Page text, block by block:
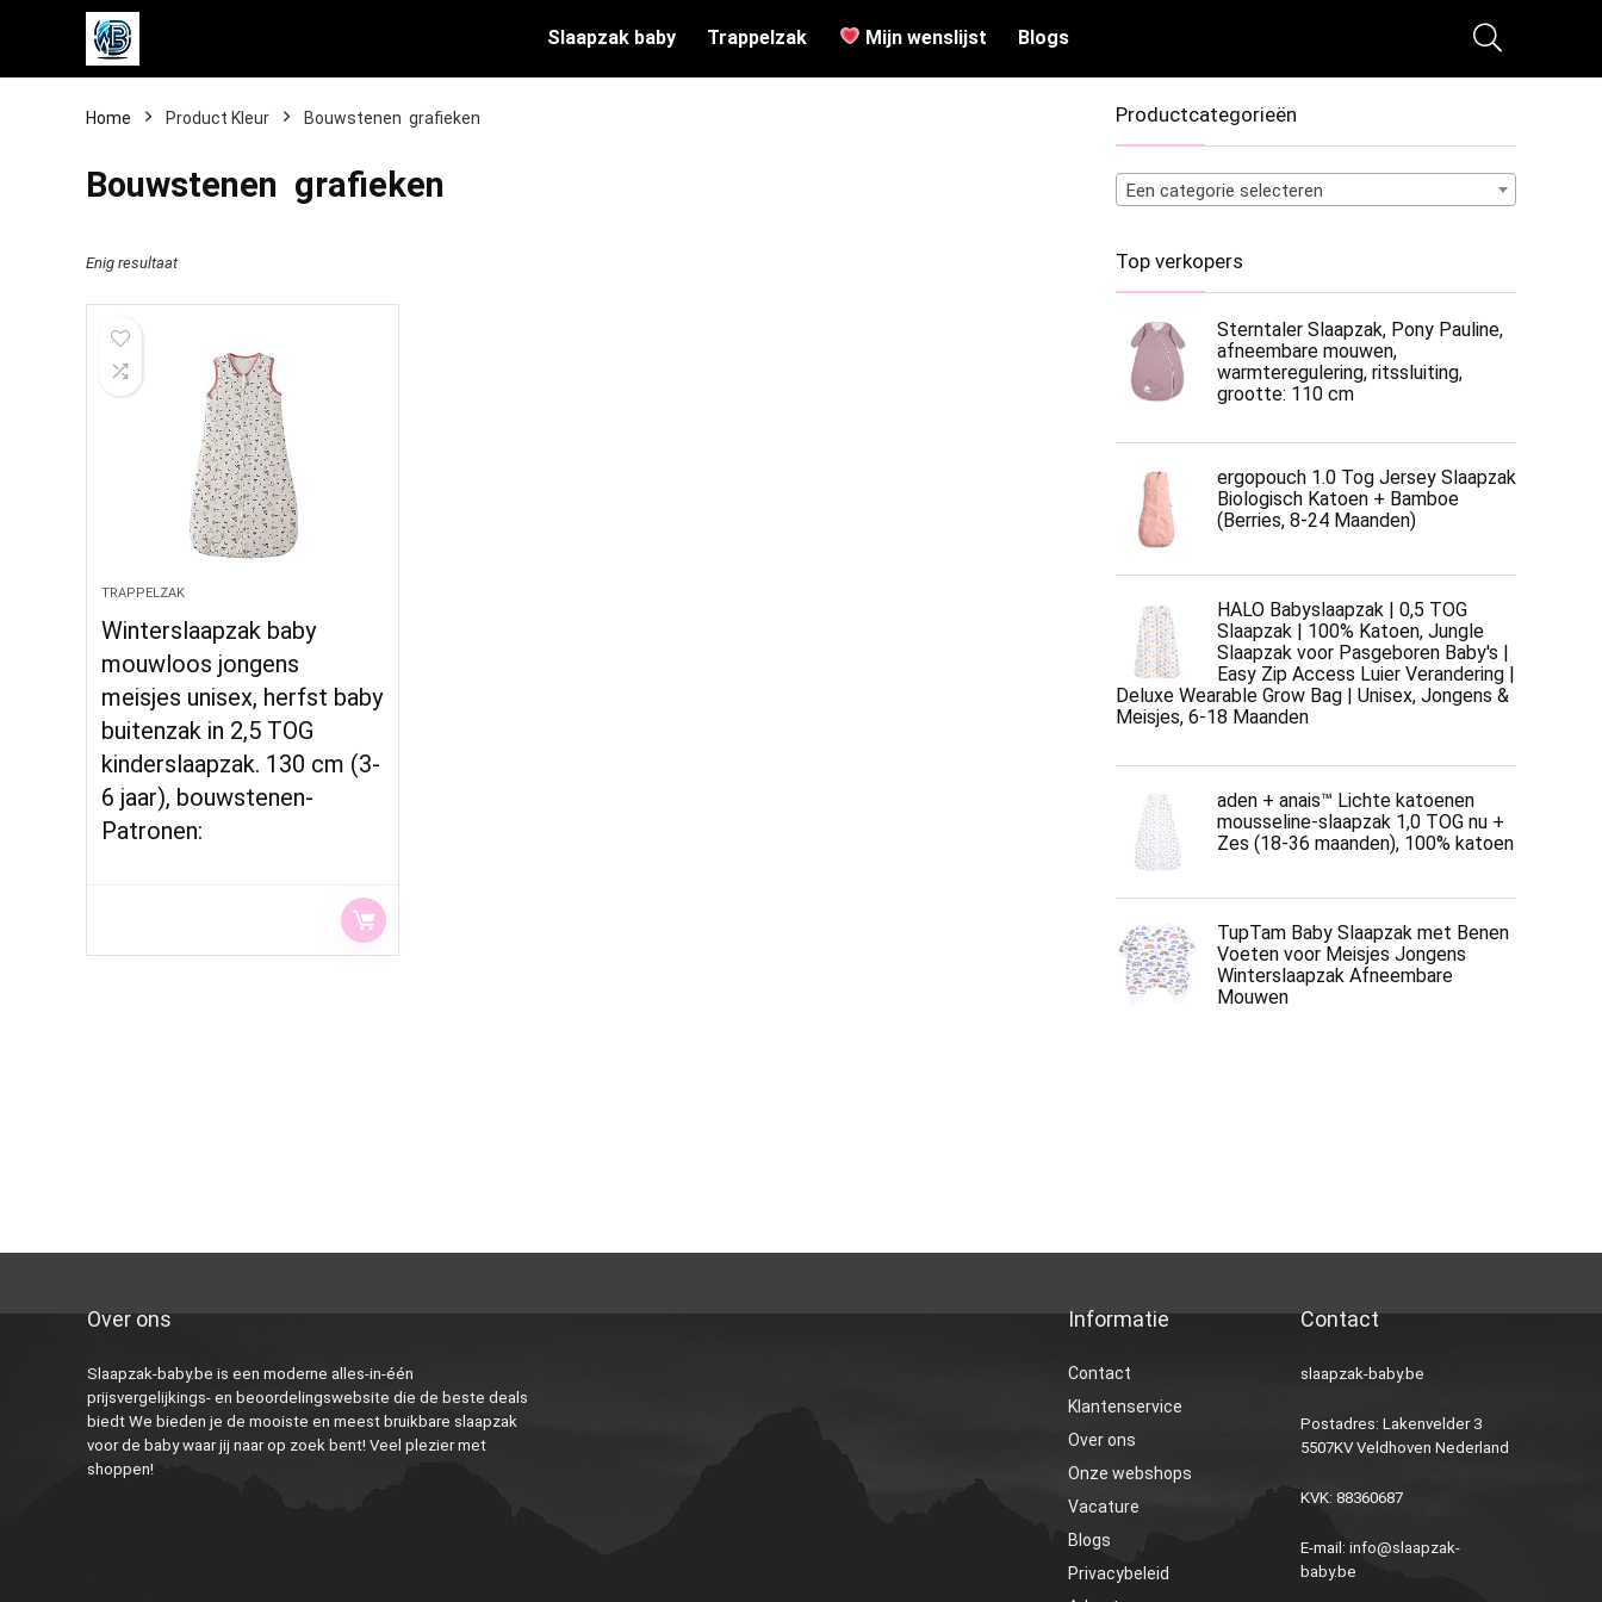
Slaapzak baby Trappelzak Mijn wenslijst Blogs
Home Product Kleur ‎Bouwstenen ​​​​ grafieken
‎Bouwstenen ​​​​ grafieken
Enig resultaat
TRAPPELZAK
Winterslaapzak baby
mouwloos jongens
meisjes unisex, herfst baby
buitenzak in 2,5 TOG
kinderslaapzak. 130 cm (3-
6 jaar), bouwstenen​​-
Patronen:
Productcategorieën
Een categorie selecteren
Top verkopers
Sterntaler Slaapzak, Pony Pauline,
afneembare mouwen,
warmteregulering, ritssluiting,
grootte: 110 cm
ergopouch 1.0 Tog Jersey Slaapzak
Biologisch Katoen + Bamboe
(Berries, 8-24 Maanden)
HALO Babyslaapzak | 0,5 TOG
Slaapzak | 100% Katoen, Jungle
Slaapzak voor Pasgeboren Baby's |
Easy Zip Access Luier Verandering |
Deluxe Wearable Grow Bag | Unisex, Jongens &
Meisjes, 6-18 Maanden
aden + anais™ Lichte katoenen
mousseline-slaapzak 1,0 TOG nu +
Zes (18-36 maanden), 100% katoen
TupTam Baby Slaapzak met Benen
Voeten voor Meisjes Jongens
Winterslaapzak Afneembare
Mouwen
Over ons
Slaapzak-baby.be is een moderne alles-in-één
prijsvergelijkings- en beoordelingswebsite die de beste deals
biedt We bieden je de mooiste en meest bruikbare slaapzak
voor de baby waar jij naar op zoek bent! Veel plezier met
shoppen!
Informatie
Contact
Klantenservice
Over ons
Onze webshops
Vacature
Blogs
Privacybeleid
Contact
slaapzak-baby.be
Postadres: Lakenvelder 3
5507KV Veldhoven Nederland
KVK: 88360687
E-mail:info@slaapzak-
baby.be